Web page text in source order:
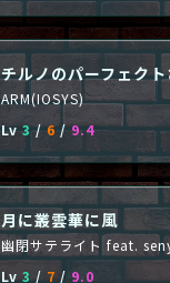
チルノのパーフェク
ARM(IOSYS)
Lv3/6/9.4
月に叢雲華に風
幽閉サテライト feat.
Lv3 / 7 / 9.0